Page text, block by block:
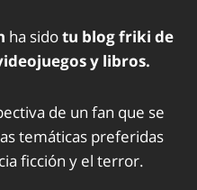
ha sidotu blog friki de
y libros.
de un fan que se
temáticas preferidas
ficción y el terror.